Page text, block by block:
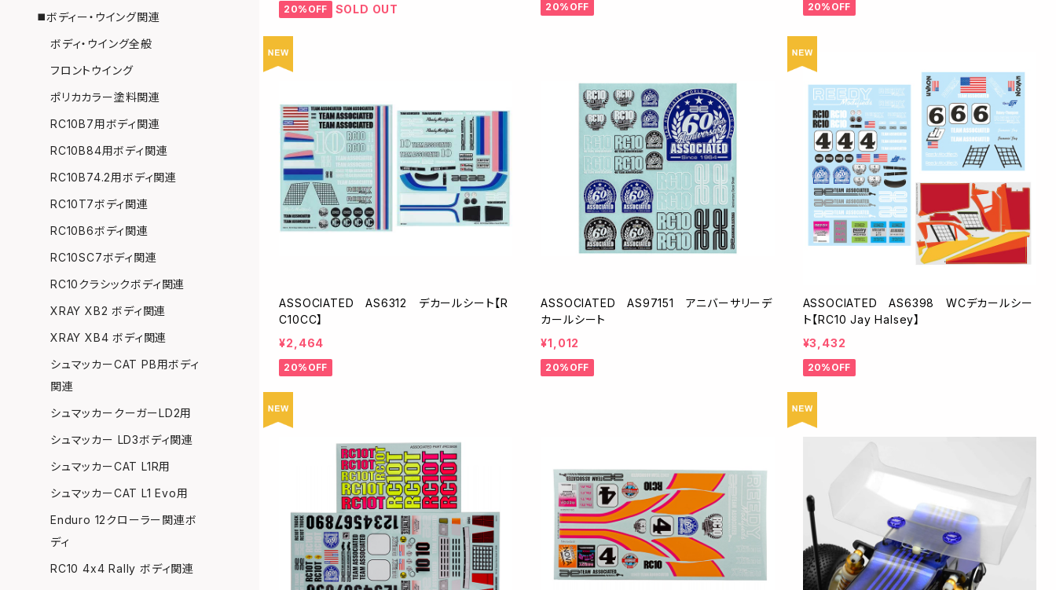
20%OFF SOLD OUT 20%OFF 20%OFF
ASSOCIATED AS6312 デカールシート【R
C10CC】
¥2,464
20%OFF
ASSOCIATED AS97151 アニバーサリーデ
カールシート
¥1,012
20%OFF
ASSOCIATED AS6398 WCデカールシー
ト【RC10 Jay Halsey】
¥3,432
20%OFF
◼️ボディー・ウイング関連
ボディ・ウイング全般
フロントウイング
ポリカカラー塗料関連
RC10B7用ボディ関連
RC10B84用ボディ関連
RC10B74.2用ボディ関連
RC10T7ボディ関連
RC10B6ボディ関連
RC10SC7ボディ関連
RC10クラシックボディ関連
XRAY XB2 ボディ関連
XRAY XB4 ボディ関連
シュマッカーCAT PB用ボディ
関連
シュマッカークーガーLD2用
シュマッカー LD3ボディ関連
シュマッカーCAT L1R用
シュマッカーCAT L1 Evo用
Enduro 12クローラー関連ボ
ディ
RC10 4x4 Rally ボディ関連